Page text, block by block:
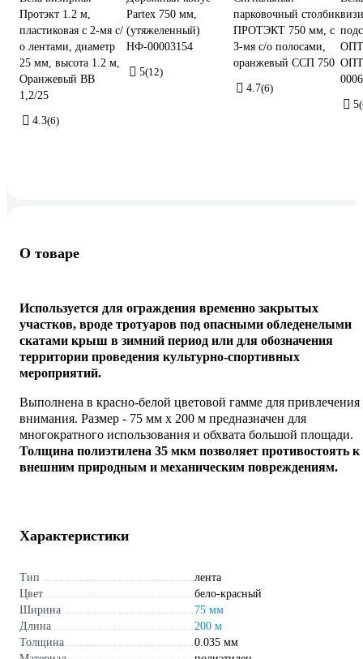
Протэкт 1.2 м,
пластиковая с 2-мя с/
о лентами, диаметр
25 мм, высота 1.2 м,
Оранжевый ВВ
1,2/25
4.3(6)
Partex 750 мм,
(утяжеленный)
НФ-00003154
5(12)
парковочный столбик
ПРОТЭКТ 750 мм, с
3-мя с/о полосами,
оранжевый ССП 750
4.7(6)
5
О товаре
Используется для ограждения временно закрытых
участков, вроде тротуаров под опасными обледенелыми
скатами крыш в зимний период или для обозначения
территории проведения культурно-спортивных
мероприятий.
Выполнена в красно-белой цветовой гамме для привлечения
внимания. Размер - 75 мм х 200 м предназначен для
многократного использования и обхвата большой площади.
Толщина полиэтилена 35 мкм позволяет противостоять к
внешним природным и механическим повреждениям.
Характеристики
Тип
лента
Цвет
бело-красный
Ширина
75 мм
Длина
200 м
Толщина
0.035 мм